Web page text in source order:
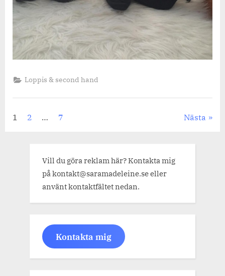
Loppis & second hand
Sidnumrering
inlägg
1 2 … 7 Nästa
Vill du göra reklam här? Kontakta mig
på kontakt@saramadeleine.se eller
använt kontaktfältet nedan.
Kontakta mig